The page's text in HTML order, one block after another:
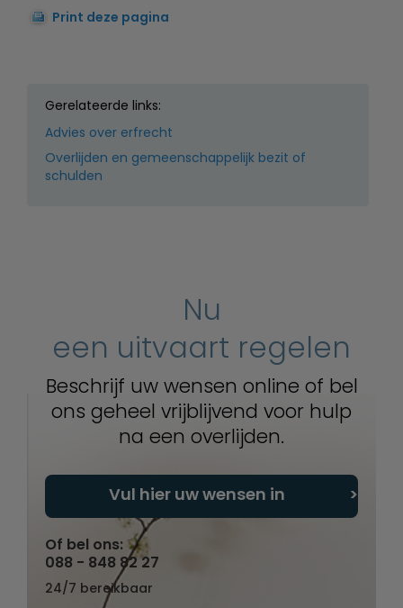
Print deze pagina
Gerelateerde links:
Advies over erfrecht
Overlijden en gemeenschappelijk bezit of
schulden
Nu
een uitvaart regelen
Beschrijf uw wensen online of bel
ons geheel vrijblijvend voor hulp
na een overlijden.
Vul hier uw wensen in
Of bel ons:
088 - 848 82 27
24/7 bereikbaar